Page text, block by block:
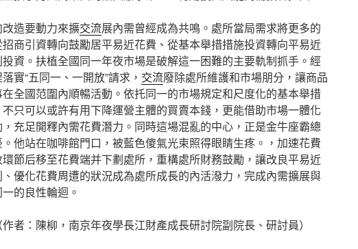
改造要動力來擴交流展內需曾經成為共鳴。處所當局需求將更多的
商引資轉向鼓勵居平易近花費、從基本舉措措施投資轉向平易近
投資。扶植全國同一年夜市場是破解這一困難的主要軌制抓手。經
實“五同一、一開放”請求， 交流廢除處所維護和市場朋分，讓商品
全國范圍內順暢活動。依托同一的市場規定和尺度化的基本舉措
只可以或許有用下降運營主體的買賣本錢，更能借助市場一體化
，充足開釋內需花費潛力。同時這場混亂的中心，正是金牛座霸總
他站在咖啡館門口，被藍色傻氣光束照得眼睛生疼。，加速花費
節后移至花費端并下劃處所，重構處所財務鼓勵，讓改良平易近
、優化花費周遭的狀況成為處所成長的內活潑力，完成內需擴展與
的良性輪迴。
（作者：陳柳，南京年夜學長江財產成長研討院副院長、研討員）